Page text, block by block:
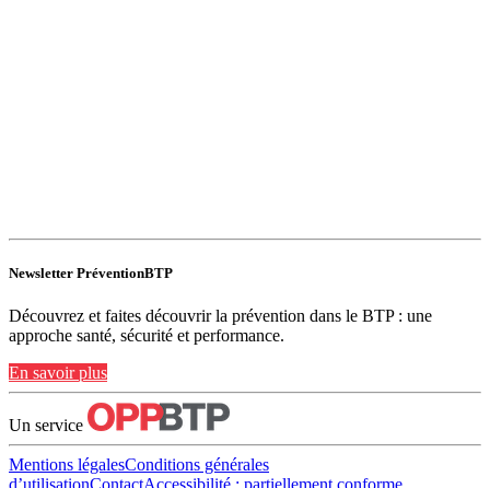
Newsletter PréventionBTP
Découvrez et faites découvrir la prévention dans le BTP : une
approche santé, sécurité et performance.
En savoir plus
Un service
Mentions légalesConditions générales
d’utilisationContactAccessibilité : partiellement conforme